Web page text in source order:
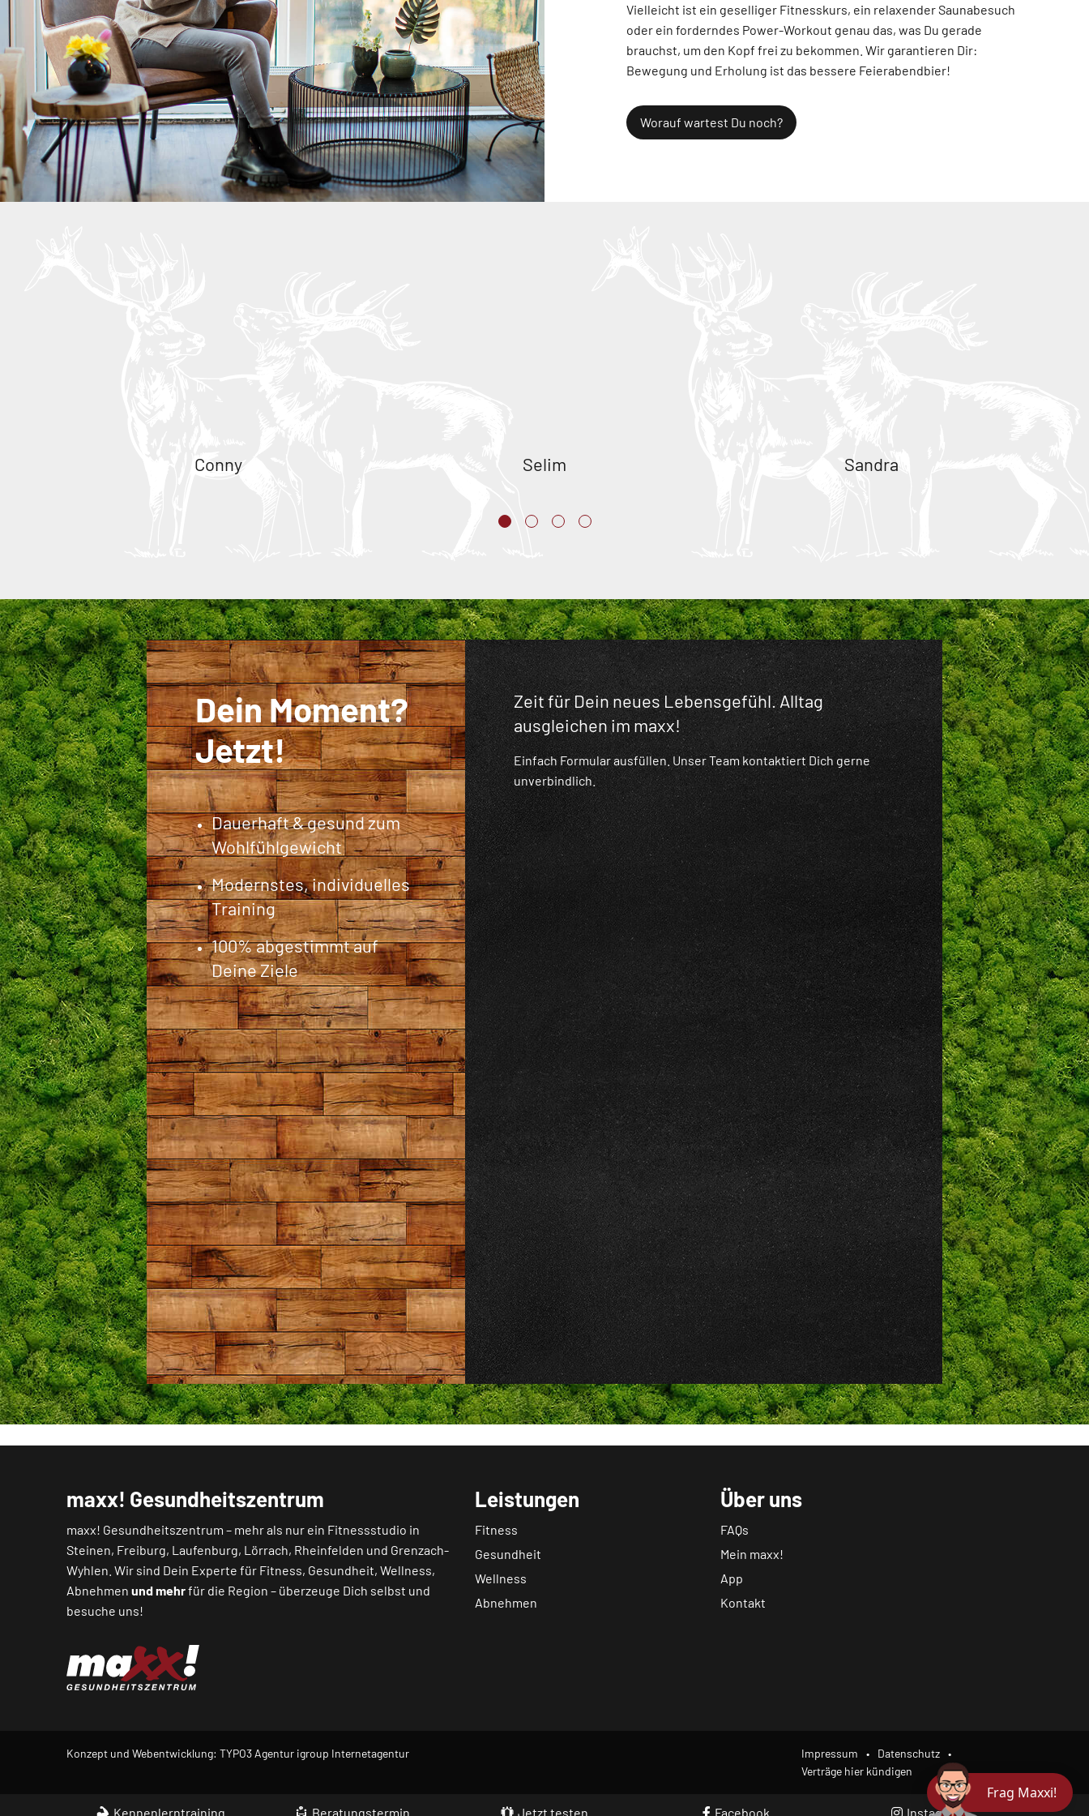
Kennenlerntraining Beratungstermin Jetzt testen Facebook Instagram
Vielleicht ist ein geselliger Fitnesskurs, ein relaxender Saunabesuch
oder ein forderndes Power-Workout genau das, was Du gerade
brauchst, um den Kopf frei zu bekommen. Wir garantieren Dir:
Bewegung und Erholung ist das bessere Feierabendbier!
Worauf wartest Du noch?
Conny Selim Sandra
Dein Moment?
Jetzt!
Dauerhaft & gesund zum
Wohlfühlgewicht
Modernstes, individuelles
Training
100% abgestimmt auf
Deine Ziele
Zeit für Dein neues Lebensgefühl. Alltag
ausgleichen im maxx!
Einfach Formular ausfüllen. Unser Team kontaktiert Dich gerne
unverbindlich.
maxx! Gesundheitszentrum
maxx! Gesundheitszentrum – mehr als nur ein Fitnessstudio in
Steinen, Freiburg, Laufenburg, Lörrach, Rheinfelden und Grenzach-
Wyhlen . Wir sind Dein Experte für Fitness, Gesundheit, Wellness,
Abnehmenund mehrfür die Region – überzeuge Dich selbst und
besuche uns!
Leistungen
Fitness
Gesundheit
Wellness
Abnehmen
Über uns
FAQs
Mein maxx!
App
Kontakt
Konzept und Webentwicklung: TYPO3 Agentur igroup Internetagentur Impressum
Datenschutz
Verträge hier kündigen
Frag Maxxi!